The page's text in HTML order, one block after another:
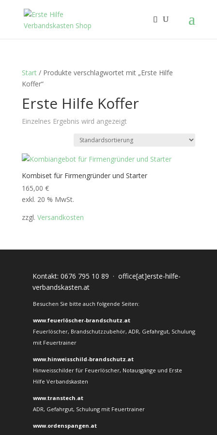
Start/ Produkte verschlagwortet mit „Erste Hilfe
Koffer“
Erste Hilfe Koffer
Einzelnes Ergebnis wird angezeigt
Kombiset für Firmengründer und Starter
165,00 €
exkl. 20 % MwSt.
zzgl. Versandkosten
Kontakt: 0676 795 10 89 · office[at]erste-hilfe-
verbandskasten.at
Besuchen Sie bitte auch folgende Seiten:
www.feuerlöscher-brandschutz.at
Feuerlöscher, Brandschutzzubehör, ADR, Gefahrgut, Schulung
mit Feuertrainer
www.hinweisschild-brandschutz.at
Hinweisschilder für Feuerlöscher, Notausgänge und Erste
Hilfe Verbandskasten
www.transtech.at
ADR, Gefahrgut, Schulung mit Feuertrainer
www.ordenspangen.at